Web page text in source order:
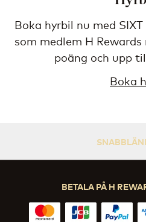
Boka hyrbil nu med
som medlem H
poäng och upp
Boka
BETALA PÅ H